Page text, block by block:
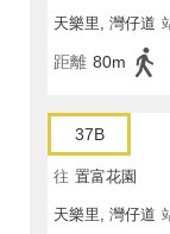
天樂里, 灣仔道
距離 80m
37B
往 置富花園
天樂里, 灣仔道